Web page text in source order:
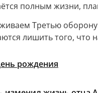
полным жизни,
Третью
лишить того, что